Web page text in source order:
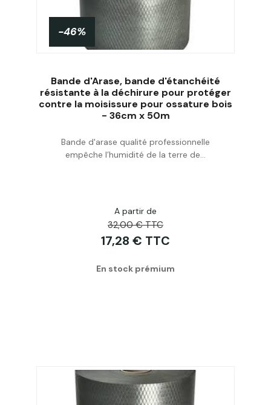
-46%
Bande d'Arase, bande d'étanchéité
résistante à la déchirure pour protéger
contre la moisissure pour ossature bois
- 36cm x 50m
Bande d'arase qualité professionnelle
empêche l’humidité de la terre de...
A partir de
32,00 € TTC
17,28 € TTC
En stock prémium